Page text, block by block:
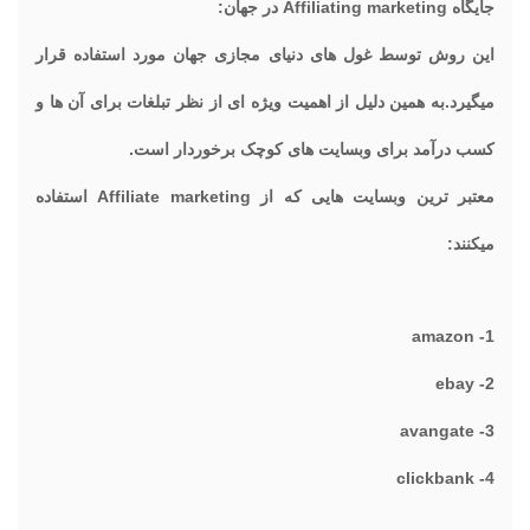
جایگاه Affiliating marketing در جهان:
این روش توسط غول های دنیای مجازی جهان مورد استفاده قرار
میگیرد.به همین دلیل از اهمیت ویژه ای از نظر تبلغات برای آن ها و
کسب درآمد برای وبسایت های کوچک برخوردار است.
معتبر ترین وبسایت هایی که از Affiliate marketing استفاده
میکنند:
1- amazon
2- ebay
3- avangate
4- clickbank